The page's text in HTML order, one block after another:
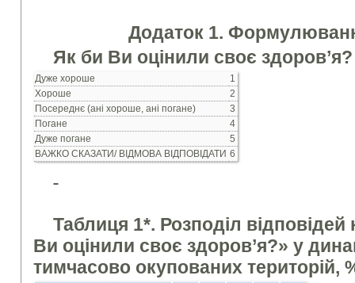
Додаток 1.
Як би Ви оцінили своє здоров’я?
Дуже хороше
1
Хороше
2
Посереднє (ані хороше, ані погане)
3
Погане
4
Дуже погане
5
ВАЖКО СКАЗАТИ/ ВІДМОВА ВІДПОВІДАТИ 6
Таблиця 1*. Розподіл
Ви оцінили своє здоров’я?» у
тимчасово окупованих територій,